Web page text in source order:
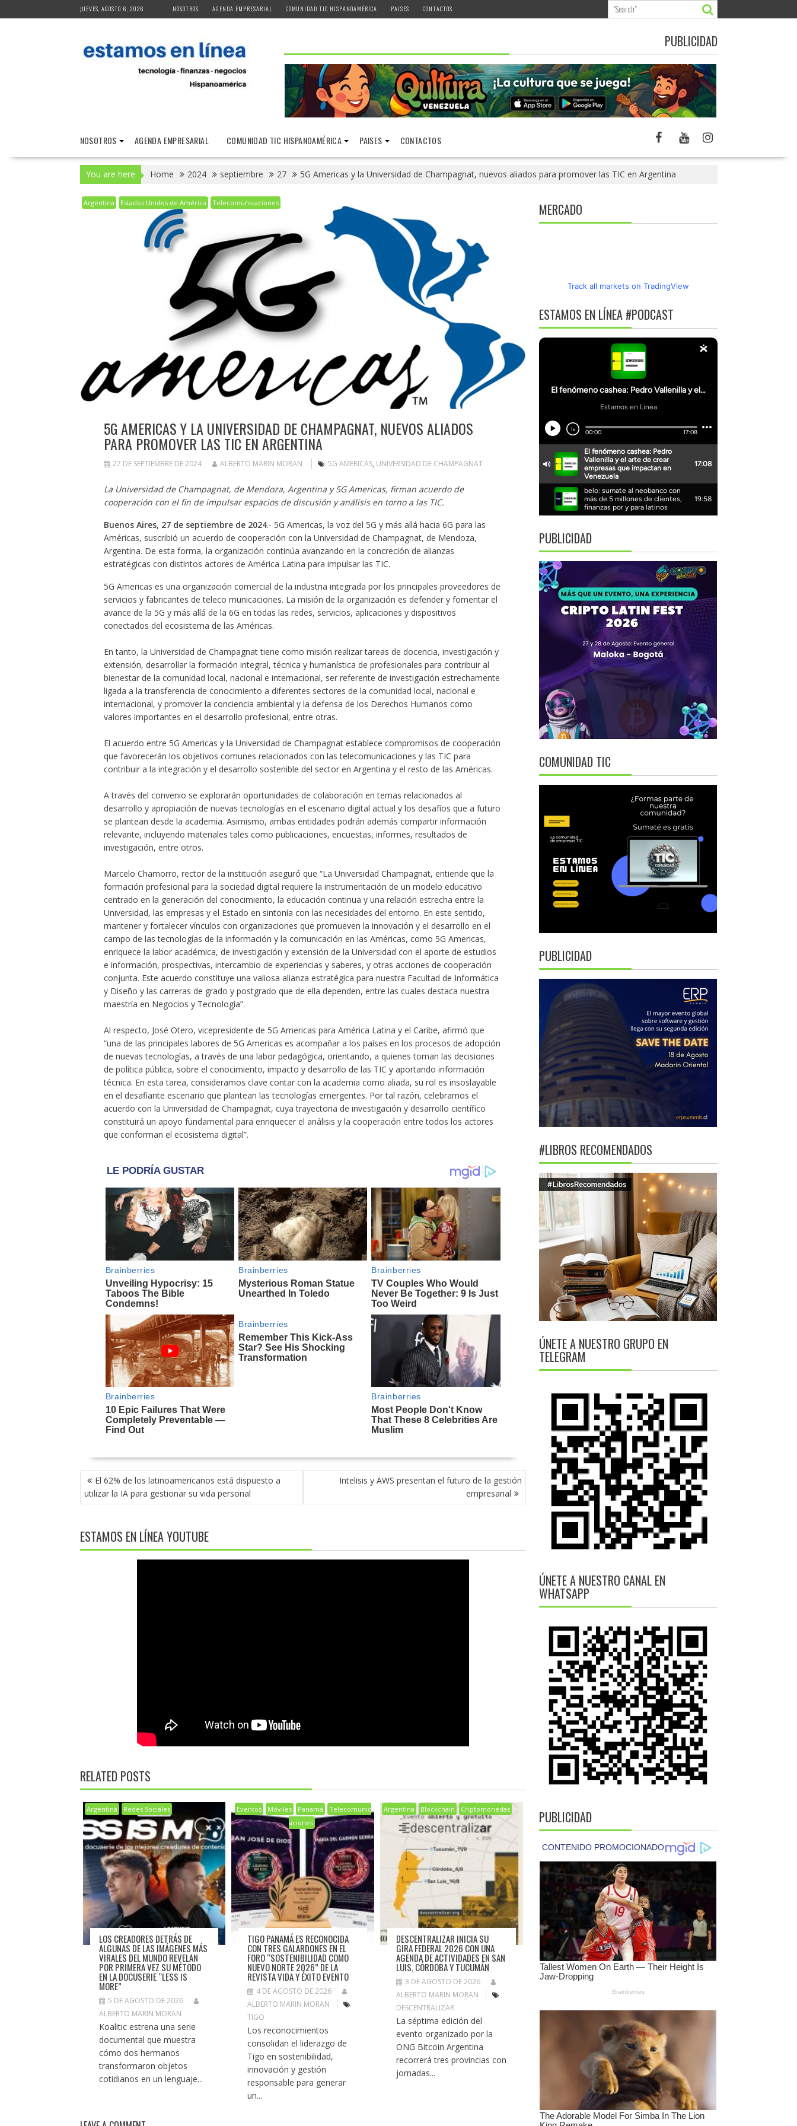
to
JUEVES, AGOSTO 6, 2026 NOSOTROS AGENDA EMPRESARIAL COMUNIDAD TIC HISPANOAMÉRICA PAISES CONTACTOS
PUBLICIDAD
NOSOTROS AGENDA EMPRESARIAL COMUNIDAD TIC HISPANOAMÉRICA PAISES CONTACTOS
You are here Home 2024 septiembre 27 5G Americas y la Universidad de Champagnat, nuevos aliados para promover las TIC en Argentina
Argentina Estados Unidos de América Telecomunicaciones
5G AMERICAS Y LA UNIVERSIDAD DE CHAMPAGNAT, NUEVOS ALIADOS
PARA PROMOVER LAS TIC EN ARGENTINA
27 DE SEPTIEMBRE DE 2024 ALBERTO MARIN MORAN 5G AMERICAS, UNIVERSIDAD DE CHAMPAGNAT
La Universidad de Champagnat, de Mendoza, Argentina y 5G Americas, firman acuerdo de
cooperación con el fin de impulsar espacios de discusión y análisis en torno a las TIC.
Buenos Aires, 27 de septiembre de 2024.- 5G Americas, la voz del 5G y más allá hacia 6G para las
Américas, suscribió un acuerdo de cooperación con la Universidad de Champagnat, de Mendoza,
Argentina. De esta forma, la organización continúa avanzando en la concreción de alianzas
estratégicas con distintos actores de América Latina para impulsar las TIC.
5G Americas es una organización comercial de la industria integrada por los principales proveedores de
servicios y fabricantes de teleco municaciones. La misión de la organización es defender y fomentar el
avance de la 5G y más allá de la 6G en todas las redes, servicios, aplicaciones y dispositivos
conectados del ecosistema de las Américas.
En tanto, la Universidad de Champagnat tiene como misión realizar tareas de docencia, investigación y
extensión, desarrollar la formación integral, técnica y humanística de profesionales para contribuir al
bienestar de la comunidad local, nacional e internacional, ser referente de investigación estrechamente
ligada a la transferencia de conocimiento a diferentes sectores de la comunidad local, nacional e
internacional, y promover la conciencia ambiental y la defensa de los Derechos Humanos como
valores importantes en el desarrollo profesional, entre otras.
El acuerdo entre 5G Americas y la Universidad de Champagnat establece compromisos de cooperación
que favorecerán los objetivos comunes relacionados con las telecomunicaciones y las TIC para
contribuir a la integración y el desarrollo sostenible del sector en Argentina y el resto de las Américas.
A través del convenio se explorarán oportunidades de colaboración en temas relacionados al
desarrollo y apropiación de nuevas tecnologías en el escenario digital actual y los desafíos que a futuro
se plantean desde la academia. Asimismo, ambas entidades podrán además compartir información
relevante, incluyendo materiales tales como publicaciones, encuestas, informes, resultados de
investigación, entre otros.
Marcelo Chamorro, rector de la institución aseguró que “La Universidad Champagnat, entiende que la
formación profesional para la sociedad digital requiere la instrumentación de un modelo educativo
centrado en la generación del conocimiento, la educación continua y una relación estrecha entre la
Universidad, las empresas y el Estado en sintonía con las necesidades del entorno. En este sentido,
mantener y fortalecer vínculos con organizaciones que promueven la innovación y el desarrollo en el
campo de las tecnologías de la información y la comunicación en las Américas, como 5G Americas,
enriquece la labor académica, de investigación y extensión de la Universidad con el aporte de estudios
e información, prospectivas, intercambio de experiencias y saberes, y otras acciones de cooperación
conjunta. Este acuerdo constituye una valiosa alianza estratégica para nuestra Facultad de Informática
y Diseño y las carreras de grado y postgrado que de ella dependen, entre las cuales destaca nuestra
maestría en Negocios y Tecnología”.
Al respecto, José Otero, vicepresidente de 5G Americas para América Latina y el Caribe, afirmó que
“una de las principales labores de 5G Americas es acompañar a los países en los procesos de adopción
de nuevas tecnologías, a través de una labor pedagógica, orientando, a quienes toman las decisiones
de política pública, sobre el conocimiento, impacto y desarrollo de las TIC y aportando información
técnica. En esta tarea, consideramos clave contar con la academia como aliada, su rol es insoslayable
en el desafiante escenario que plantean las tecnologías emergentes. Por tal razón, celebramos el
acuerdo con la Universidad de Champagnat, cuya trayectoria de investigación y desarrollo científico
constituirá un apoyo fundamental para enriquecer el análisis y la cooperación entre todos los actores
que conforman el ecosistema digital”.
NAVEGACIÓN
DE
ENTRADAS
El 62% de los latinoamericanos está dispuesto a
utilizar la IA para gestionar su vida personal
Intelisis y AWS presentan el futuro de la gestión
empresarial
ESTAMOS EN LÍNEA YOUTUBE
RELATED POSTS
Argentina Redes Sociales
LOS CREADORES DETRÁS DE
ALGUNAS DE LAS IMÁGENES MÁS
VIRALES DEL MUNDO REVELAN
POR PRIMERA VEZ SU MÉTODO
EN LA DOCUSERIE “LESS IS
MORE”
5 DE AGOSTO DE 2026
ALBERTO MARIN MORAN
Koalitic estrena una serie
documental que muestra
cómo dos hermanos
transformaron objetos
cotidianos en un lenguaje...
Eventos Móviles Panamá
Telecomunic
aciones
TIGO PANAMÁ ES RECONOCIDA
CON TRES GALARDONES EN EL
FORO “SOSTENIBILIDAD COMO
NUEVO NORTE 2026” DE LA
REVISTA VIDA Y ÉXITO EVENTO
4 DE AGOSTO DE 2026
ALBERTO MARIN MORAN
TIGO
Los reconocimientos
consolidan el liderazgo de
Tigo en sostenibilidad,
innovación y gestión
responsable para generar
un...
Argentina Blockchain Criptomonedas
DESCENTRALIZAR INICIA SU
GIRA FEDERAL 2026 CON UNA
AGENDA DE ACTIVIDADES EN SAN
LUIS, CÓRDOBA Y TUCUMÁN
3 DE AGOSTO DE 2026
ALBERTO MARIN MORAN
DESCENTRALIZAR
La séptima edición del
evento organizado por la
ONG Bitcoin Argentina
recorrerá tres provincias con
jornadas...
MERCADO
Track all markets on TradingView
ESTAMOS EN LÍNEA #PODCAST
PUBLICIDAD
COMUNIDAD TIC
PUBLICIDAD
#LIBROS RECOMENDADOS
ÚNETE A NUESTRO GRUPO EN
TELEGRAM
ÚNETE A NUESTRO CANAL EN
WHATSAPP
PUBLICIDAD